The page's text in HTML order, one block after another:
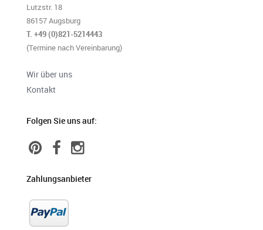
Lutzstr. 18
86157 Augsburg
T. +49 (0)821-5214443
(Termine nach Vereinbarung)
Wir über uns
Kontakt
Folgen Sie uns auf:
Zahlungsanbieter